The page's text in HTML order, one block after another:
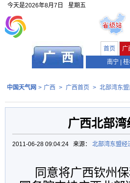
今天是2026年8月7日 星期五
首页 广
南宁
中国天气网 > 广西 > 广西首页 > 北部湾东盟
广西北部
2011-06-28 09:04:24 来源： 北部湾东盟经
同意将广西钦州